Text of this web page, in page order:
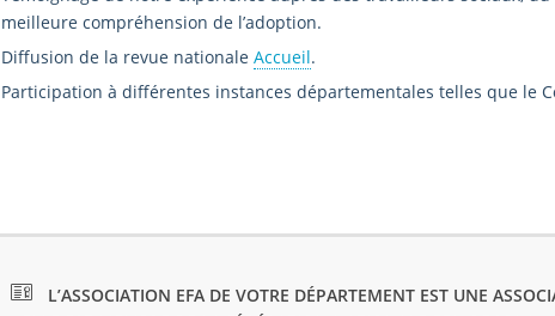
meilleure compréhension de l’adoption.
Diffusion de la revue nationale Accueil.
Participation à différentes instances départementales telles que le
L’ASSOCIATION EFA DE VOTRE DÉPARTEMENT EST UNE